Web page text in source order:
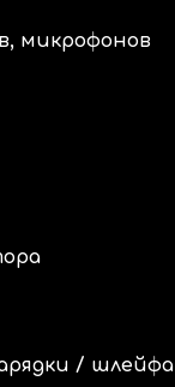
микрофонов
/ шлейфа